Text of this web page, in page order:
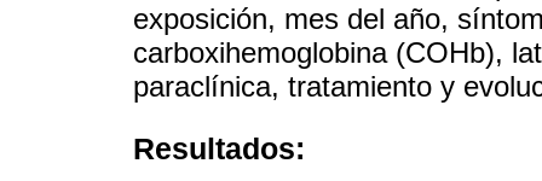
exposición, mes del año,
carboxihemoglobina (COHb),
paraclínica, tratamiento y
Resultados: